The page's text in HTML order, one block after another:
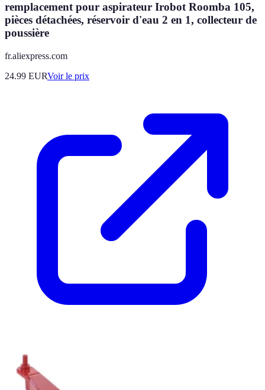
remplacement pour aspirateur Irobot Roomba 105,
pièces détachées, réservoir d'eau 2 en 1, collecteur de
poussière
fr.aliexpress.com
24.99 EURVoir le prix